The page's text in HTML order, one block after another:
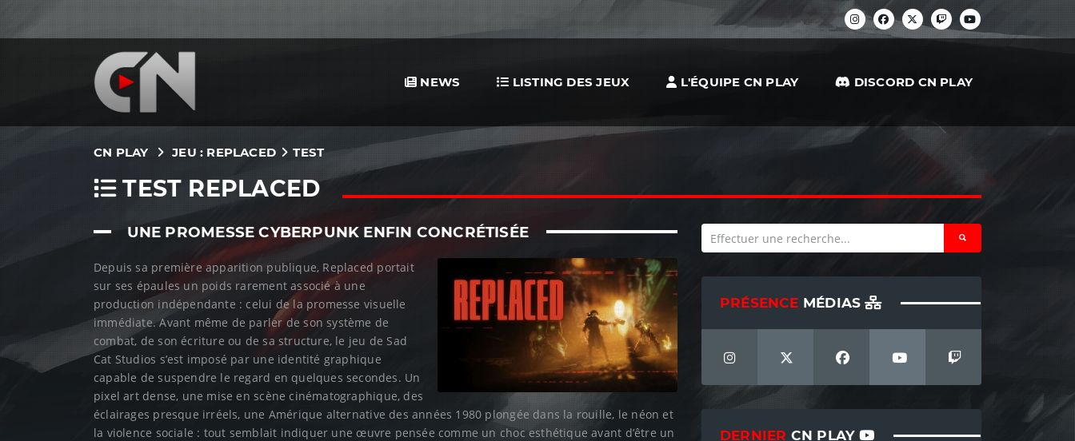
NEWS LISTING DES JEUX L'ÉQUIPE CN PLAY DISCORD CN PLAY
CN PLAY JEU : REPLACED TEST
TEST REPLACED
UNE PROMESSE CYBERPUNK ENFIN CONCRÉTISÉE
Depuis sa première apparition publique, Replaced portait
sur ses épaules un poids rarement associé à une
production indépendante : celui de la promesse visuelle
immédiate. Avant même de parler de son système de
combat, de son écriture ou de sa structure, le jeu de Sad
Cat Studios s’est imposé par une identité graphique
capable de suspendre le regard en quelques secondes. Un
pixel art dense, une mise en scène cinématographique, des
éclairages presque irréels, une Amérique alternative des années 1980 plongée dans la rouille, le néon et
la violence sociale : tout semblait indiquer une œuvre pensée comme un choc esthétique avant d’être un
PRÉSENCE MÉDIAS
DERNIER CN PLAY